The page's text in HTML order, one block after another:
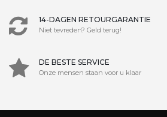
14-DAGEN RETOURGARANTIE
Niet tevreden? Geld terug!
DE BESTE SERVICE
Onze mensen staan voor u klaar